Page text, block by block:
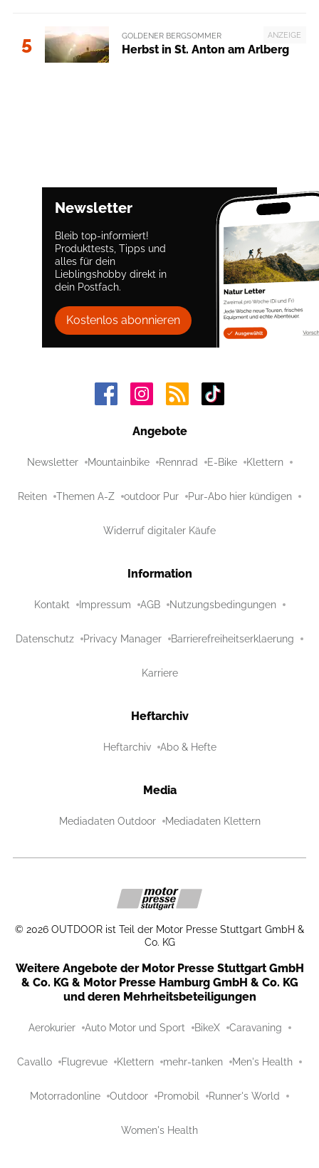
5 ANZEIGE
GOLDENER BERGSOMMER
Herbst in St. Anton am Arlberg
Newsletter
Bleib top-informiert!
Produkttests, Tipps und
alles für dein
Lieblingshobby direkt in
dein Postfach.
Kostenlos abonnieren
Angebote
Newsletter Mountainbike Rennrad E-Bike Klettern
Reiten Themen A-Z outdoor Pur Pur-Abo hier kündigen
Widerruf digitaler Käufe
Information
Kontakt Impressum AGB Nutzungsbedingungen
Datenschutz Privacy Manager Barrierefreiheitserklaerung
Karriere
Heftarchiv
Heftarchiv Abo & Hefte
Media
Mediadaten Outdoor Mediadaten Klettern
© 2026 OUTDOOR ist Teil der Motor Presse Stuttgart GmbH &
Co. KG
Weitere Angebote der Motor Presse Stuttgart GmbH
& Co. KG & Motor Presse Hamburg GmbH & Co. KG
und deren Mehrheitsbeteiligungen
Aerokurier Auto Motor und Sport BikeX Caravaning
Cavallo Flugrevue Klettern mehr-tanken Men's Health
Motorradonline Outdoor Promobil Runner's World
Women's Health